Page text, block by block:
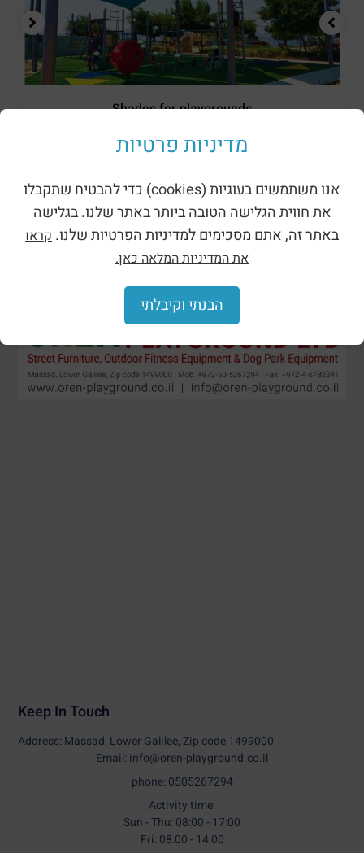
Shades for playgrounds
Keep In Touch
Address: Massad, Lower Galilee, Zip code 1499000
Email: info@oren-playground.co.il
phone: 0505267294
Activity time:
Sun - Thu: 08:00 - 17:00
Fri: 08:00 - 14:00
מדיניות פרטיות
אנו משתמשים בעוגיות (cookies) כדי להבטיח שתקבלו
את חווית הגלישה הטובה ביותר באתר שלנו. בגלישה
באתר זה, אתם מסכימים למדיניות הפרטיות שלנו. קראו
את המדיניות המלאה כאן.
הבנתי וקיבלתי